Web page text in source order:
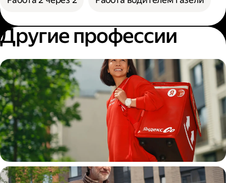
Другие профессии
Пеший курьер